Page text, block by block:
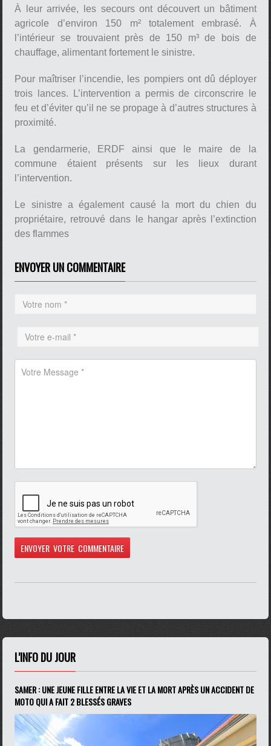
À leur arrivée, les secours ont découvert un bâtiment
agricole d’environ 150 m² totalement embrasé. À
l’intérieur se trouvaient près de 150 m³ de bois de
chauffage, alimentant fortement le sinistre.
Pour maîtriser l’incendie, les pompiers ont dû déployer
trois lances. L’intervention a permis de circonscrire le
feu et d’éviter qu’il ne se propage à d’autres structures à
proximité.
La gendarmerie, ERDF ainsi que le maire de la
commune étaient présents sur les lieux durant
l’intervention.
Le sinistre a également causé la mort du chien du
propriétaire, retrouvé dans le hangar après l’extinction
des flammes
ENVOYER UN COMMENTAIRE
L'INFO DU JOUR
SAMER : UNE JEUNE FILLE ENTRE LA VIE ET LA MORT APRÈS UN ACCIDENT DE
MOTO QUI A FAIT 2 BLESSÉS GRAVES